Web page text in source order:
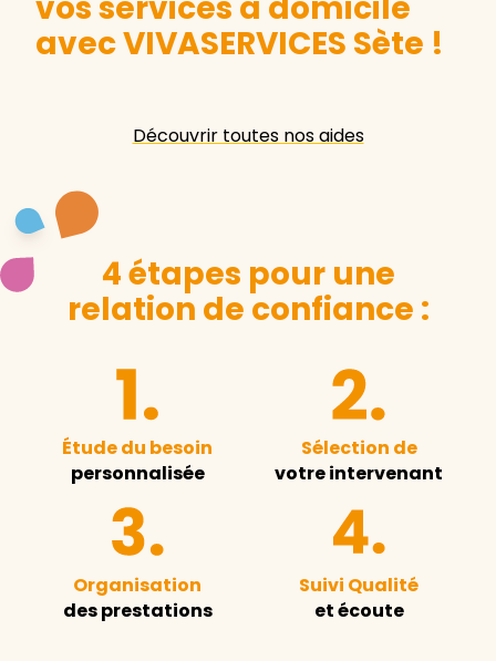
vos services à domicile
avec VIVASERVICES Sète !
Découvrir toutes nos aides
4 étapes pour une
relation de confiance :
Étude du besoin
personnalisée
Sélection de
votre intervenant
Organisation
des prestations
Suivi Qualité
et écoute